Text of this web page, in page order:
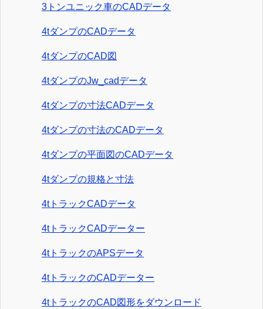
3トンユニック車のCADデータ
4tダンプのCADデータ
4tダンプのCAD図
4tダンプのJw_cadデータ
4tダンプの寸法CADデータ
4tダンプの寸法のCADデータ
4tダンプの平面図のCADデータ
4tダンプの規格と寸法
4tトラックCADデータ
4tトラックCADデーター
4tトラックのAPSデータ
4tトラックのCADデーター
4tトラックのCAD図形をダウンロード